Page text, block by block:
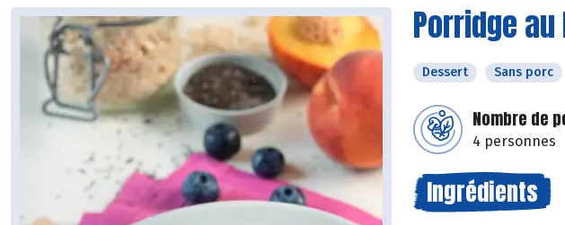
Porridge
Dessert Sans porc
Nombre de
4 personnes
Ingrédients